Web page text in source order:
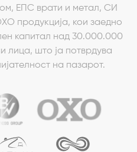
ЕПС врати и метал, СИ
продукција, кои заедно
капитал над 30.000.000
лица, што ја потврдува
на пазарот.